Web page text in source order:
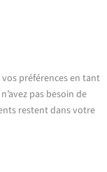
préférences en tant
pas besoin de
restent dans votre